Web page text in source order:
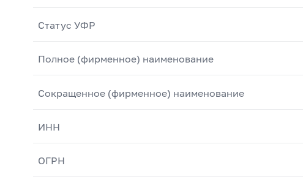
Статус УФР
Полное (фирменное) наименование
Сокращенное (фирменное) наименование
ИНН
ОГРН